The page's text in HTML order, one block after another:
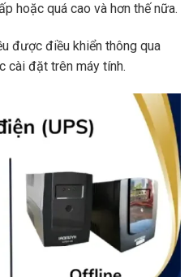
hoặc quá cao và hơn thế nữa.
được điều khiển thông qua
cài đặt trên máy tính.